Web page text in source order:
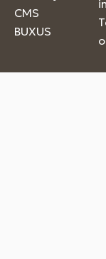
CMS
BUXUS